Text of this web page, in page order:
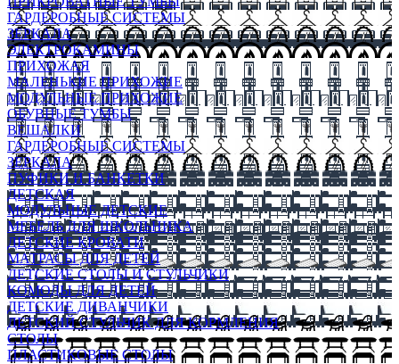
ГАРДЕРОБНЫЕ СИСТЕМЫ
ЗЕРКАЛА
ЭЛЕКТРОКАМИНЫ
ПРИХОЖАЯ
МАЛЕНЬКИЕ ПРИХОЖИЕ
МОДУЛЬНЫЕ ПРИХОЖИЕ
ОБУВНЫЕ ТУМБЫ
ВЕШАЛКИ
ГАРДЕРОБНЫЕ СИСТЕМЫ
ЗЕРКАЛА
ПУФИКИ И БАНКЕТКИ
ДЕТСКАЯ
МОДУЛЬНЫЕ ДЕТСКИЕ
МЕБЕЛЬ ДЛЯ ШКОЛЬНИКА
ДЕТСКИЕ КРОВАТИ
МАТРАСЫ ДЛЯ ДЕТЕЙ
ДЕТСКИЕ СТОЛЫ И СТУЛЬЧИКИ
КОМОДЫ ДЛЯ ДЕТЕЙ
ДЕТСКИЕ ДИВАНЧИКИ
ДЕТСКИЙ СТУЛЬЧИК ДЛЯ КОРМЛЕНИЯ
СТОЛЫ
ПЛАСТИКОВЫЕ СТОЛЫ